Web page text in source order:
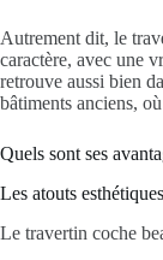
Autrement dit, le
caractère, avec une
retrouve aussi bien
bâtiments anciens,
Quels sont ses
Les atouts
Le travertin coche